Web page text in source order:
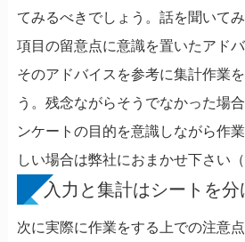
てみるべきでしょう。話を聞いて
項目の留意点に意識を置いたアド
そのアドバイスを参考に集計作業
う。残念ながらそうでなかった場
ンケートの目的を意識しながら作
しい場合は弊社におまかせ下さい
入力と集計はシートを分
次に実際に作業をする上での注意